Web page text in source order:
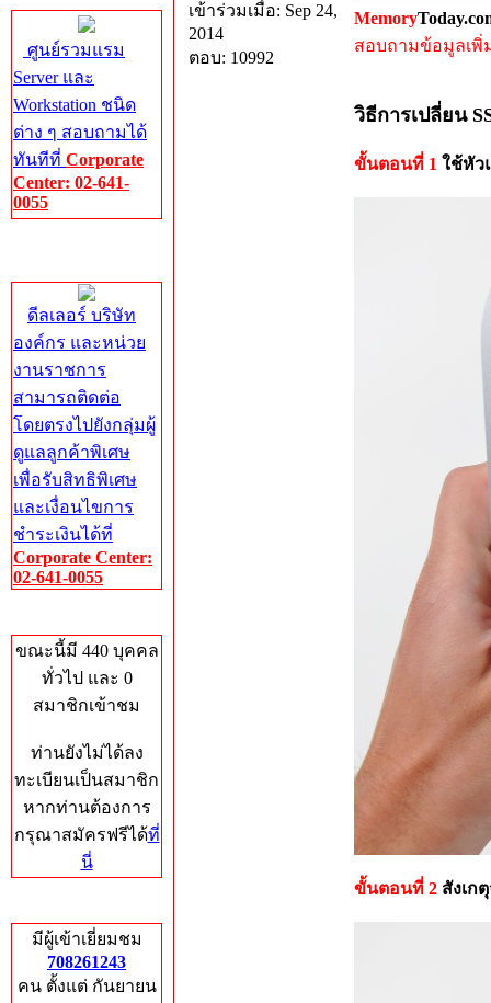
ศูนย์รวมแรม
Server และ
Workstation ชนิด
ต่าง ๆ สอบถามได้
ทันทีที่ Corporate
Center: 02-641-
0055
ดีลเลอร์ บริษัท
องค์กร และหน่วย
งานราชการ
สามารถติดต่อ
โดยตรงไปยังกลุ่มผู้
ดูแลลูกค้าพิเศษ
เพื่อรับสิทธิพิเศษ
และเงื่อนไขการ
ชำระเงินได้ที่
Corporate Center:
02-641-0055
ขณะนี้มี 440 บุคคล
ทั่วไป และ 0
สมาชิกเข้าชม
ท่านยังไม่ได้ลง
ทะเบียนเป็นสมาชิก
หากท่านต้องการ
กรุณาสมัครฟรีได้ที่
นี่
มีผู้เข้าเยี่ยมชม
708261243
คน ตั้งแต่ กันยายน
เข้าร่วมเมื่อ: Sep 24,
2014
ตอบ: 10992
Memory
สอบถามข้อมูลเพิ่
วิธีการเปลี่ยน
ขั้นตอนที่ 1 ใช้หัว
ขั้นตอนที่ 2 สังเก